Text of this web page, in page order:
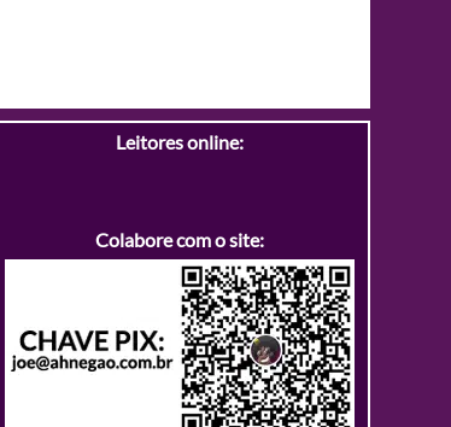
Leitores online:
Colabore com o site: